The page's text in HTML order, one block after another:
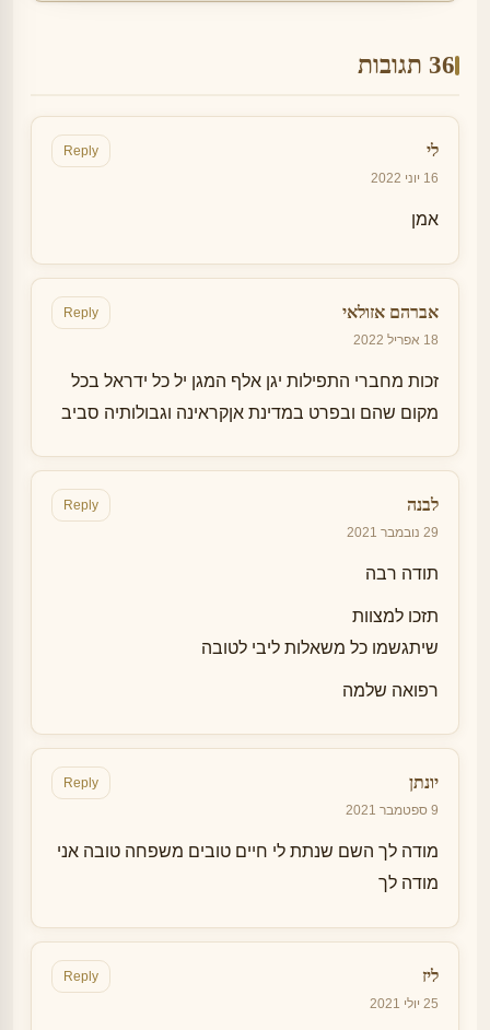
36 תגובות
לי
16 יוני 2022
Reply
אמן
אברהם אזולאי
18 אפריל 2022
Reply
זכות מחברי התפילות יגן אלף המגן יל כל ידראל בכל
מקום שהם ובפרט במדינת אןקראינה וגבולותיה סביב
לבנה
29 נובמבר 2021
Reply
תודה רבה
תזכו למצוות
שיתגשמו כל משאלות ליבי לטובה
רפואה שלמה
יונתן
9 ספטמבר 2021
Reply
מודה לך השם שנתת לי חיים טובים משפחה טובה אני
מודה לך
ליז
25 יולי 2021
Reply